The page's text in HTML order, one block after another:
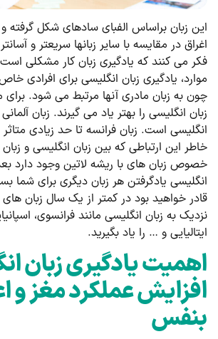
این زبان براساس الفبای ساده­ای شکل گرفته
اغراق در مقایسه با سایر زبان­ها سریع­تر و
فکر می­ کنند که یادگیری زبان کار مشکلی
موارد، یادگیری زبان انگلیسی برای افرادی
چون به زبان مادری آنها مرتبط می ­شود. برای
زبان انگلیسی را بهتر یاد می ­گیرند. زبان
انگلیسی است. زبان فرانسه تا حد زیادی
خاطر این ارتباطی که بین زبان انگلیسی و
خصوص زبان­ های با ریشه لاتین وجود دارد بعد
انگلیسی یادگرفتن هر زبان دیگری برای شما
قادر خواهید بود در کمتر از یک سال زبان­
نزدیک به زبان انگلیسی مانند فرانسوی،
ایتالیایی و … را یاد بگیرید.
اهمیت یادگیری زبان
افزایش عملکرد مغز و
بنفس